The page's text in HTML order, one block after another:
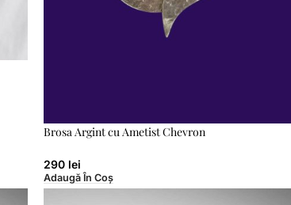
Brosa Argint cu Ametist Chevron
290 lei
Adaugă În Coș